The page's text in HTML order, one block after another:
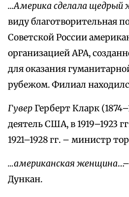
…Америка сделала щедрый
виду благотворительная
Советской России
организацией АРА,
для оказания
рубежом. Филиал
ГуверГерберт Кларк
деятель США, в 1919–1923
1921–1928 гг. – министр
…американская женщина
Дункан.